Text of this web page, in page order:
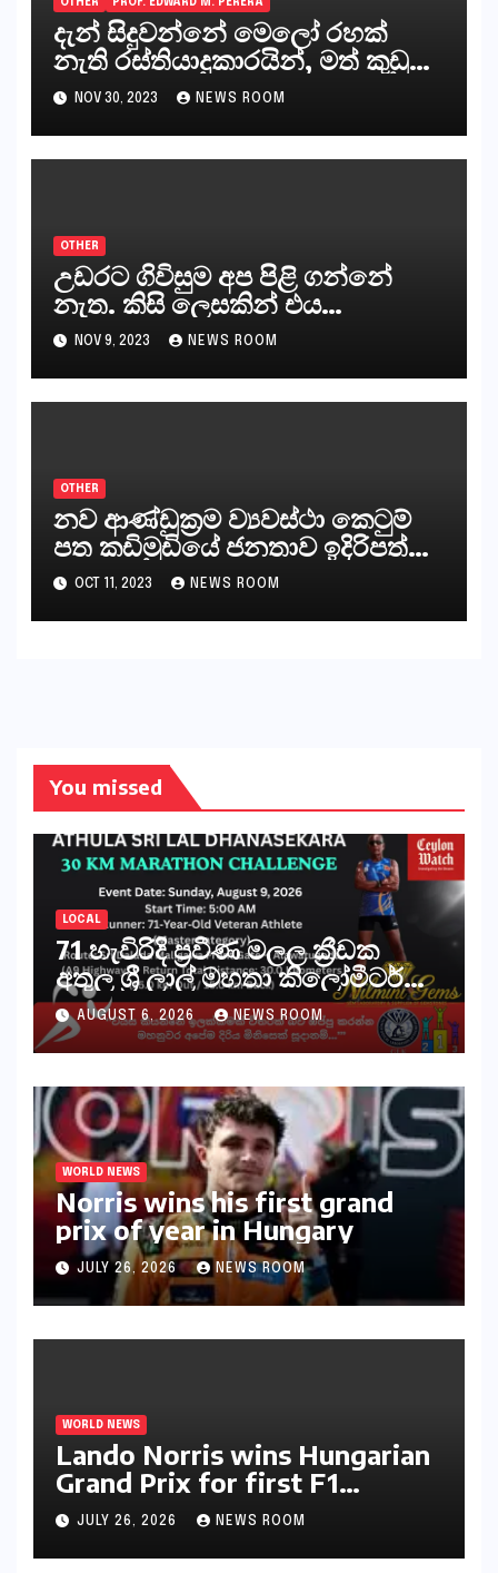
OTHER PROF. EDWARD M. PERERA
දැන් සිදුවන්නේ මෙලෝ රහක්
නැති රස්තියාදුකාරයින්, මත් කුඩු
ගෙන්වන්නන් සහ අලෙවි
කරන්නන්,කැලෑපාළුවන්, මහජන
නියෝජිතයින්
NOV 30, 2023 NEWS ROOM
OTHER
උඩරට ගිවිසුම අප පිළි ගන්නේ
නැත. කිසි ලෙසකින් එය
නීත්‍යානුකූල ලියවිල්ලක් නො වේ.
සිංහල ප්‍රතිපත්ති කේන්ද්‍රයෙන්
ජනාධිපති දැන් වූ ලිපියෙන්
NOV 9, 2023 NEWS ROOM
OTHER
නව ආණ්ඩුක්‍රම ව්‍යවස්ථා කෙටුම්
පත කඩිමුඩියේ ජනතාව ඉදිරිපත්
කරන්නේ?
OCT 11, 2023 NEWS ROOM
You missed
LOCAL
71 හැවිරිදි ප්‍රවීණ මලල ක්‍රීඩක
අතුල ශ්‍රී ලාල් මහතා කිලෝමීටර්
30ක විශේෂ මැරතන් ධාවන
අභියෝගයකට සැරසෙයි
AUGUST 6, 2026 NEWS ROOM
WORLD NEWS
Norris wins his first grand
prix of year in Hungary​​
JULY 26, 2026 NEWS ROOM
WORLD NEWS
Lando Norris wins Hungarian
Grand Prix for first F1
triumph in 2026​​
JULY 26, 2026 NEWS ROOM